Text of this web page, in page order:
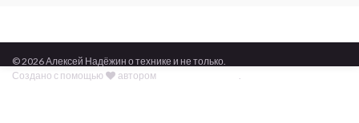
© 2026 Алексей Надёжин о технике и не только.
Создано с помощью
автором